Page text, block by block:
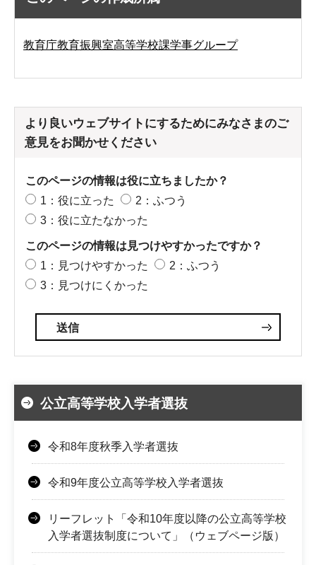
教育庁教育振興室高等学校課学事グループ
より良いウェブサイトにするためにみなさまのご
意見をお聞かせください
このページの情報は役に立ちましたか？
1：役に立った
2：ふつう
3：役に立たなかった
このページの情報は見つけやすかったですか？
1：見つけやすかった
2：ふつう
3：見つけにくかった
公立高等学校入学者選抜
令和8年度秋季入学者選抜
令和9年度公立高等学校入学者選抜
リーフレット「令和10年度以降の公立高等学校
入学者選抜制度について」（ウェブページ版）